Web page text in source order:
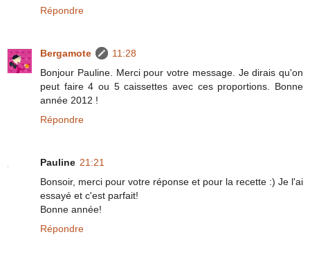
Répondre
Bergamote
11:28
Bonjour Pauline. Merci pour votre message. Je dirais qu'on
peut faire 4 ou 5 caissettes avec ces proportions. Bonne
année 2012 !
Répondre
Pauline 21:21
Bonsoir, merci pour votre réponse et pour la recette :) Je l'ai
essayé et c'est parfait!
Bonne année!
Répondre